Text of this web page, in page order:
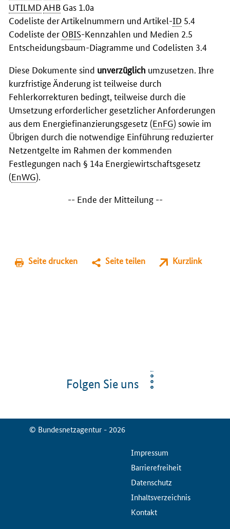
UTILMDAHB Gas 1.0a
Codeliste der Artikelnummern und Artikel-ID 5.4
Codeliste der OBIS-Kennzahlen und Medien 2.5
Entscheidungsbaum-Diagramme und Codelisten 3.4
Diese Dokumente sind unverzüglich umzusetzen. Ihre
kurzfristige Änderung ist teilweise durch
Fehlerkorrekturen bedingt, teilweise durch die
Umsetzung erforderlicher gesetzlicher Anforderungen
aus dem Energiefinanzierungsgesetz (EnFG) sowie im
Übrigen durch die notwendige Einführung reduzierter
Netzentgelte im Rahmen der kommenden
Festlegungen nach § 14a Energiewirtschaftsgesetz
(EnWG).
-- Ende der Mitteilung --
Seite drucken Seite teilen Kurzlink
Folgen Sie uns
© Bundesnetzagentur - 2026
ServiceMenuImpressum
Barrierefreiheit
Datenschutz
Inhaltsverzeichnis
Kontakt